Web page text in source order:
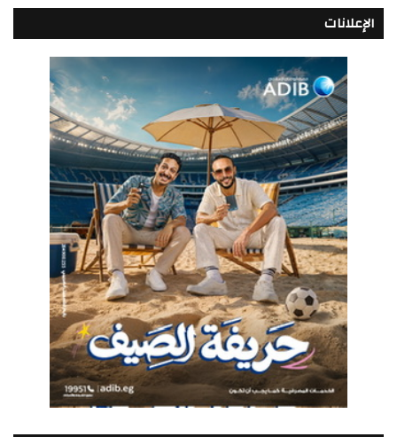
الإعلانات